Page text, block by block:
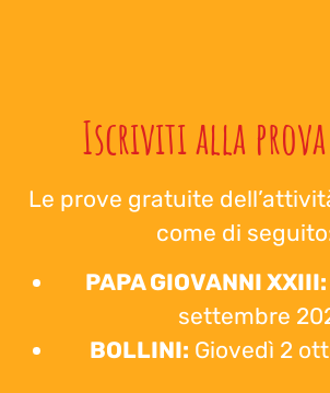
Iscriviti alla
Le prove gratuite
come di
PAPA GIOVANNI XXIII:
settembre
BOLLINI: Giovedì 2